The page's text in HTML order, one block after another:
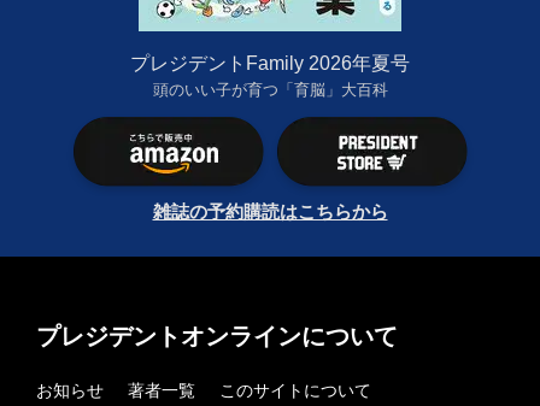
プレジデントFamily 2026年夏号
頭のいい子が育つ「育脳」大百科
雑誌の予約購読はこちらから
プレジデントオンラインについて
お知らせ 著者一覧
このサイトについて